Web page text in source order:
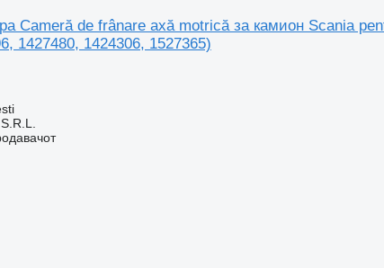
Cameră de frânare axă motrică за камион Scania
1427480, 1424306, 1527365)